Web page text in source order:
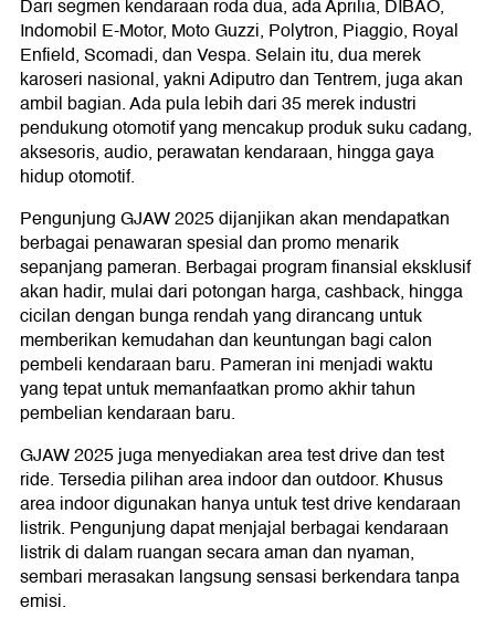
Dari segmen kendaraan roda dua, ada Aprilia, DIBAO,
Indomobil E-Motor, Moto Guzzi, Polytron, Piaggio, Royal
Enfield, Scomadi, dan Vespa. Selain itu, dua merek
karoseri nasional, yakni Adiputro dan Tentrem, juga akan
ambil bagian. Ada pula lebih dari 35 merek industri
pendukung otomotif yang mencakup produk suku cadang,
aksesoris, audio, perawatan kendaraan, hingga gaya
hidup otomotif.
Pengunjung GJAW 2025 dijanjikan akan mendapatkan
berbagai penawaran spesial dan promo menarik
sepanjang pameran. Berbagai program finansial eksklusif
akan hadir, mulai dari potongan harga, cashback, hingga
cicilan dengan bunga rendah yang dirancang untuk
memberikan kemudahan dan keuntungan bagi calon
pembeli kendaraan baru. Pameran ini menjadi waktu
yang tepat untuk memanfaatkan promo akhir tahun
pembelian kendaraan baru.
GJAW 2025 juga menyediakan area test drive dan test
ride. Tersedia pilihan area indoor dan outdoor. Khusus
area indoor digunakan hanya untuk test drive kendaraan
listrik. Pengunjung dapat menjajal berbagai kendaraan
listrik di dalam ruangan secara aman dan nyaman,
sembari merasakan langsung sensasi berkendara tanpa
emisi.